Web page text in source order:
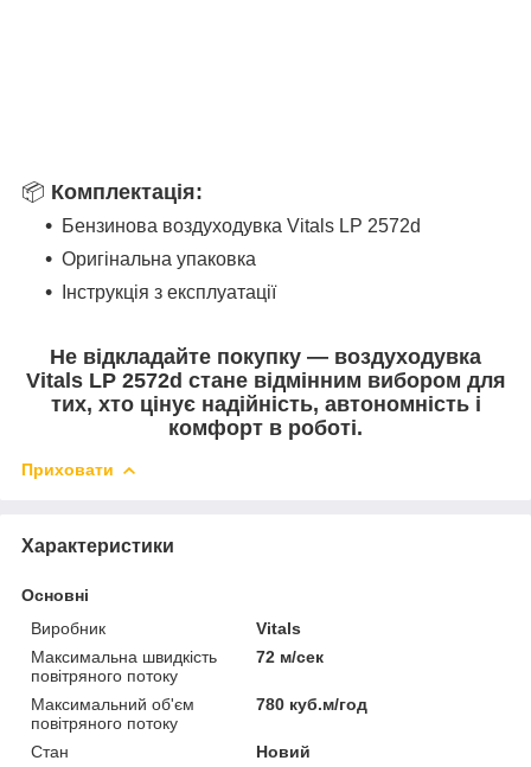
📦 Комплектація:
Бензинова воздуходувка Vitals LP 2572d
Оригінальна упаковка
Інструкція з експлуатації
Не відкладайте покупку — воздуходувка
Vitals LP 2572d стане відмінним вибором для
тих, хто цінує надійність, автономність і
комфорт в роботі.
Приховати
Характеристики
Основні
Виробник
Vitals
Максимальна швидкість
повітряного потоку
72 м/сек
Максимальний об'єм
повітряного потоку
780 куб.м/год
Стан
Новий